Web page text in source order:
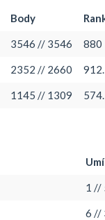
Body
3546 // 3546 880
2352 // 2660
1145 // 1309
1 //
6 //